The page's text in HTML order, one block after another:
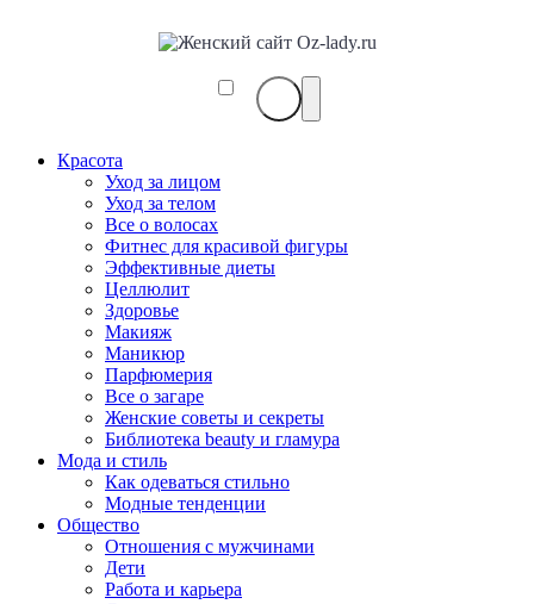
Красота
Уход за лицом
Уход за телом
Все о волосах
Фитнес для красивой фигуры
Эффективные диеты
Целлюлит
Здоровье
Макияж
Маникюр
Парфюмерия
Все о загаре
Женские советы и секреты
Библиотека beauty и гламура
Мода и стиль
Как одеваться стильно
Модные тенденции
Общество
Отношения с мужчинами
Дети
Работа и карьера